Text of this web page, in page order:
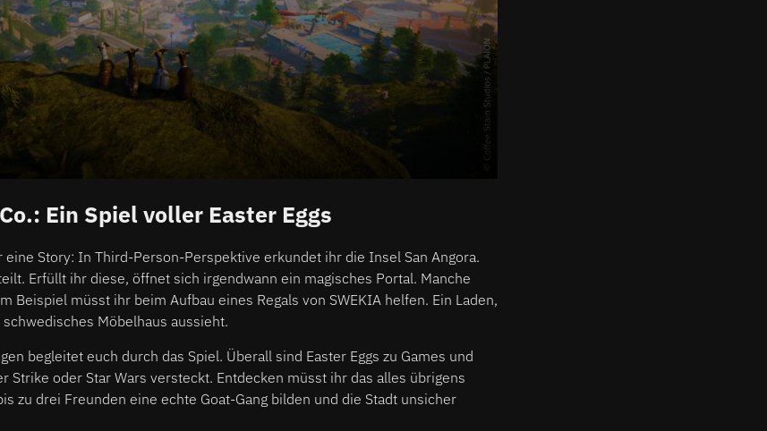
Ein Spiel voller Easter Eggs
eine Story: In Third-Person-Perspektive erkundet ihr die Insel San Angora.
Erfüllt ihr diese, öffnet sich irgendwann ein magisches Portal. Manche
Beispiel müsst ihr beim Aufbau eines Regals von SWEKIA helfen. Ein Laden,
Möbelhaus aussieht.
begleitet euch durch das Spiel. Überall sind Easter Eggs zu Games und
Strike oder Star Wars versteckt. Entdecken müsst ihr das alles übrigens
zu drei Freunden eine echte Goat-Gang bilden und die Stadt unsicher